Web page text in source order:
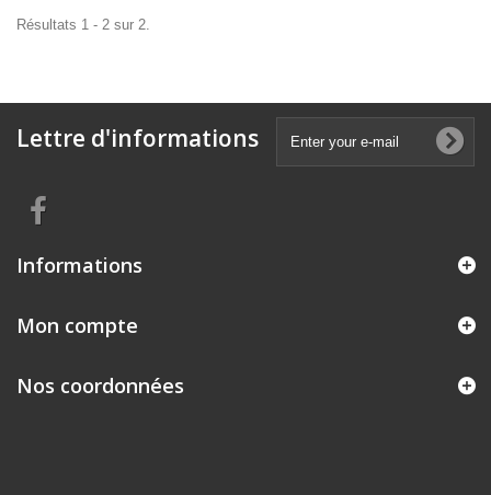
Résultats 1 - 2 sur 2.
Lettre d'informations
Informations
Mon compte
Nos coordonnées